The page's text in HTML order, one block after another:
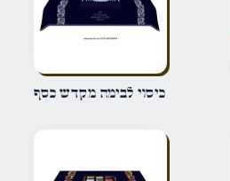
כיסוי לבימה מקדש כסף